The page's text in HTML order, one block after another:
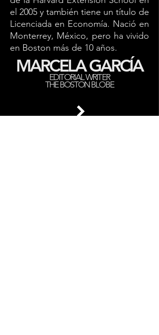
el 2005 y también tiene un título de
Licenciada en Economía. Nació en
Monterrey, México, pero ha vivido
en Boston más de 10 años.
MARCELA GARCÍA
EDITORIAL WRITER
THE BOSTON BLOBE